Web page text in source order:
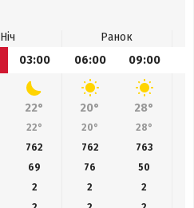
Ніч
Ранок
03:00 06:00 09:00
22° 20° 28°
22° 20° 28°
762 762 763
69 76 50
2 2
2